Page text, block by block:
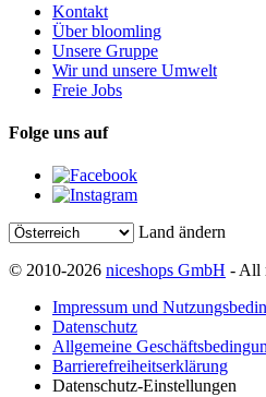
Kontakt
Über bloomling
Unsere Gruppe
Wir und unsere Umwelt
Freie Jobs
Folge uns auf
Land ändern
© 2010-2026 niceshops GmbH - All
Impressum und
Datenschutz
Allgemeine
Barrierefreiheitserklärung
Datenschutz-Einstellungen